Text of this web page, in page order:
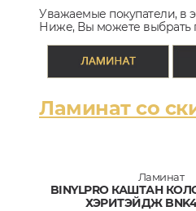
Уважаемые покупатели, в
Ниже, Вы можете выбрать
Ламинат со
Ламинат
BINYLPRO КАШТАН
ХЭРИТЭЙДЖ